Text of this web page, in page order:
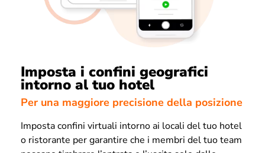
Imposta i confini geografici
intorno al tuo hotel
Per una maggiore precisione della posizione
Imposta confini virtuali intorno ai locali del tuo hotel
o ristorante per garantire che i membri del tuo team